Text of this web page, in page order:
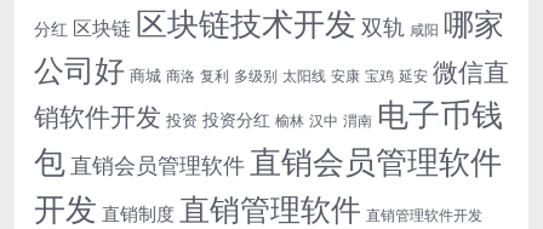
分红 区块链 区块链技术开发 双轨 咸阳 哪家
公司好 商城 商洛 复利 多级别 太阳线 安康 宝鸡 延安 微信直
销软件开发 投资 投资分红 榆林 汉中 渭南 电子币钱
包 直销会员管理软件 直销会员管理软件
开发 直销制度 直销管理软件 直销管理软件开发